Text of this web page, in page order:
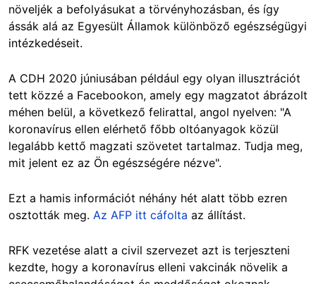
növeljék a befolyásukat a törvényhozásban, és így
ássák alá az Egyesült Államok különböző egészségügyi
intézkedéseit.
A CDH 2020 júniusában például egy olyan illusztrációt
tett közzé a Facebookon, amely egy magzatot ábrázolt
méhen belül, a következő felirattal, angol nyelven: "A
koronavírus ellen elérhető főbb oltóanyagok közül
legalább kettő magzati szövetet tartalmaz. Tudja meg,
mit jelent ez az Ön egészségére nézve".
Ezt a hamis információt néhány hét alatt több ezren
osztották meg. Az AFP itt cáfolta az állítást.
RFK vezetése alatt a civil szervezet azt is terjeszteni
kezdte, hogy a koronavírus elleni vakcinák növelik a